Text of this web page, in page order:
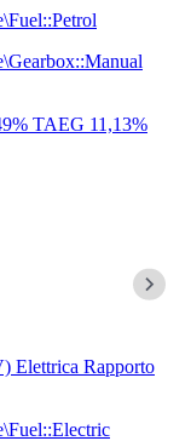
TAEG 11,13%
Elettrica Rapporto